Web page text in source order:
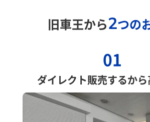
旧車王から2つの
01
ダイレクト販売するか